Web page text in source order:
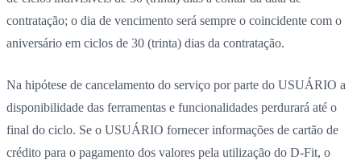
contratação; o dia de vencimento será sempre o coincidente com o
aniversário em ciclos de 30 (trinta) dias da contratação.
Na hipótese de cancelamento do serviço por parte do USUÁRIO a
disponibilidade das ferramentas e funcionalidades perdurará até o
final do ciclo. Se o USUÁRIO fornecer informações de cartão de
crédito para o pagamento dos valores pela utilização do D-Fit, o